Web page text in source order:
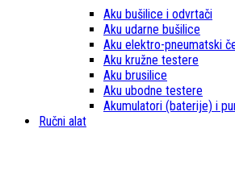
Aku bušilice i odvrtači
Aku udarne bušilice
Aku elektro-pneumatski
Aku kružne testere
Aku brusilice
Aku ubodne testere
Akumulatori (baterije) i
Ručni alat